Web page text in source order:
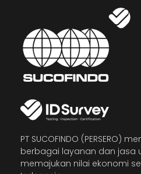
PT SUCOFINDO (PERSERO)
berbagai layanan dan jasa
memajukan nilai ekonomi